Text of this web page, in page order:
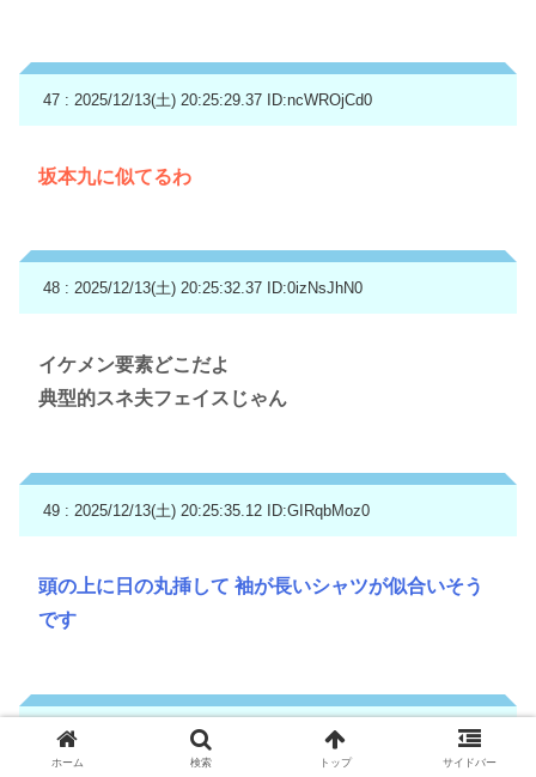
47 : 2025/12/13(土) 20:25:29.37 ID:ncWROjCd0
坂本九に似てるわ
48 : 2025/12/13(土) 20:25:32.37 ID:0izNsJhN0
イケメン要素どこだよ
典型的スネ夫フェイスじゃん
49 : 2025/12/13(土) 20:25:35.12 ID:GIRqbMoz0
頭の上に日の丸挿して 袖が長いシャツが似合いそう
です
50 : 2025/12/13(土) 20:25:43.23 ID:j7jtV6fz0
ホーム 検索 トップ サイドバー